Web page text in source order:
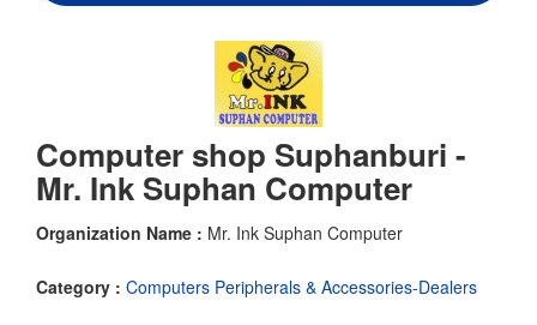
Computer shop Suphanburi -
Mr. Ink Suphan Computer
Organization Name : Mr. Ink Suphan Computer
Category : Computers Peripherals & Accessories-Dealers